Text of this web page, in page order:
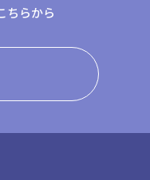
神戸三宮本部福山本部
ちらから